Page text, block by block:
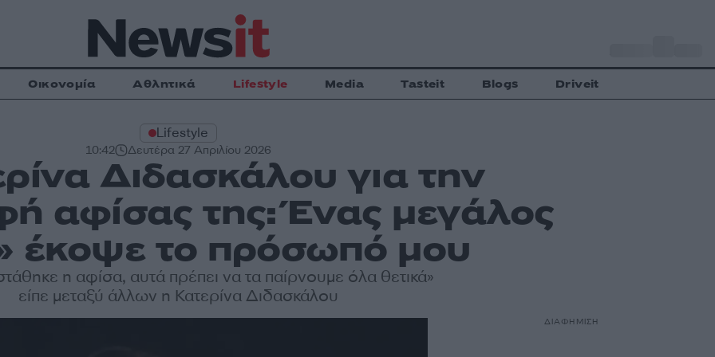
Οικονομία Αθλητικά Lifestyle Media Tasteit Blogs Driveit
Lifestyle
10:42 Δευτέρα 27 Απριλίου 2026
Διδασκάλου για την
αφίσας της: Ένας μεγάλος
έκοψε το πρόσωπό μου
η αφίσα, αυτά πρέπει να τα παίρνουμε όλα θετικά»
είπε μεταξύ άλλων η Κατερίνα Διδασκάλου
ΔΙΑΦΗΜΙΣΗ